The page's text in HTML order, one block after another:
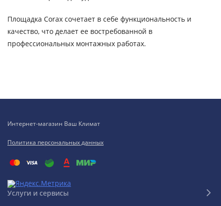
Площадка Corax сочетает в себе функциональность и
качество, что делает ее востребованной в
профессиональных монтажных работах.
Интернет-магазин Ваш Климат
Политика персональных данных
Услуги и сервисы